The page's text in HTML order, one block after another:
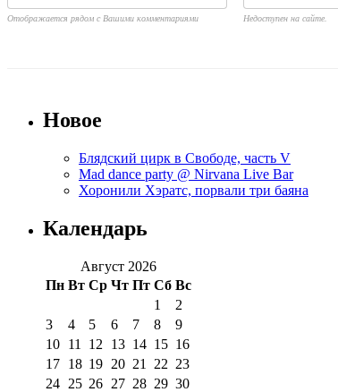
Отображается рядом с Вашими комментариями Недоступен на сайте.
Новое
Блядский цирк в Свободе, часть V
Mad dance party @ Nirvana Live Bar
Хоронили Хэратс, порвали три баяна
Календарь
Август 2026
Пн Вт Ср Чт Пт Сб Вс
1
2
3
4 5 6 7 8
9
10 11 12 13 14 15 16
17 18 19 20 21 22 23
24 25 26 27 28 29 30